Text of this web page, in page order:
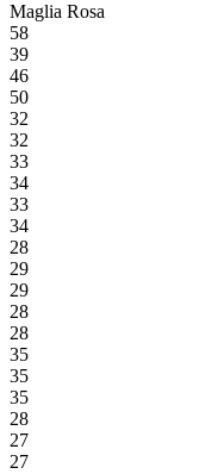
Maglia Rosa
58
39
46
50
32
32
33
34
33
34
28
29
29
28
28
35
35
35
28
27
27